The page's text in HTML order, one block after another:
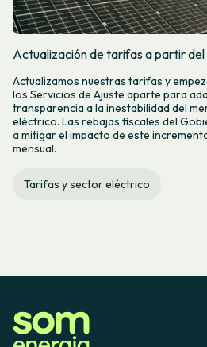
Actualización de tarifas a partir del
Actualizamos nuestras tarifas y
los Servicios de Ajuste aparte para
transparencia a la inestabilidad del
eléctrico. Las rebajas fiscales del
a mitigar el impacto de este
mensual.
Tarifas y sector eléctrico